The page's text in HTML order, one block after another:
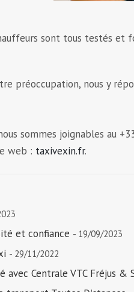
sont tous testés et
préoccupation, nous y
sommes joignables au
web : taxivexin.fr.
et confiance - 19/09/2023
- 29/11/2022
avec Centrale VTC Fréjus &